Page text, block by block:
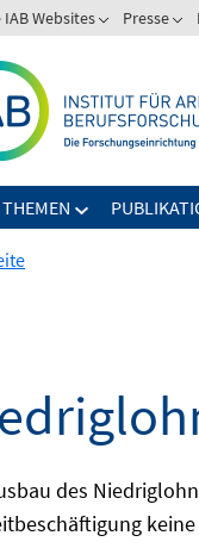
Websites Presse
THEMEN
des